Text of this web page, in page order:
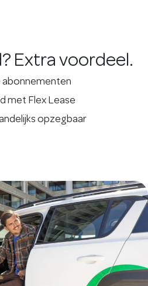
Extra voordeel.
abonnementen
met Flex Lease
opzegbaar